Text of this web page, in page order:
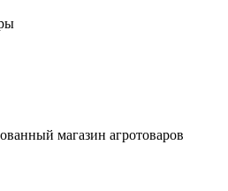
магазин агротоваров